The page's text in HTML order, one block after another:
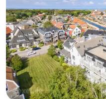
Aussichtspunkte
Attraktionen
-
Rundfahrten
-
Bauernhöfe
-